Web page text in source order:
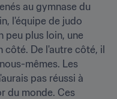
au gymnase du
l'équipe de judo
peu plus loin, une
De l'autre côté, il
mêmes. Les
pas réussi à
du monde. Ces